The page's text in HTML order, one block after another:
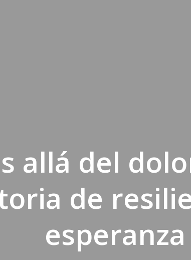
allá del
de
esperanza